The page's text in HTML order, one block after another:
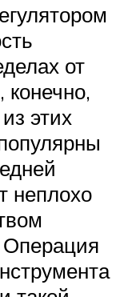
от
конечно,
этих
неплохо
Операция